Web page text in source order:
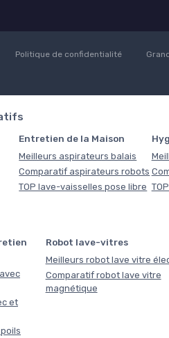
Politique de confidentialité
Entretien de la Maison
Meilleurs aspirateurs balais
Comparatif aspirateurs robots
TOP lave-vaisselles pose libre
et
Robot lave-vitres
Meilleurs robot lave vitre
Comparatif robot lave vitre
magnétique